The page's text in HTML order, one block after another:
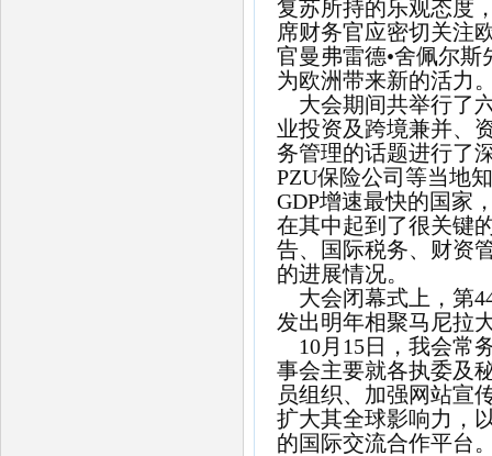
复苏所持的乐观态度
席财务官应密切关注
官曼弗雷德•舍佩尔斯
为欧洲带来新的活力
大会期间共举行了
业投资及跨境兼并、
务管理的话题进行了
PZU保险公司等当地
GDP增速最快的国家
在其中起到了很关键
告、国际税务、财资
的进展情况。
大会闭幕式上，第
发出明年相聚马尼拉
10月 15日，我会常
事会主要就各执委及
员组织、加强网站宣
扩大其全球影响力，
的国际交流合作平台